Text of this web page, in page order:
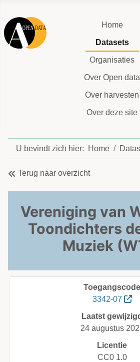
Home
Datasets
Organisaties
Over Open data
Over harvesten
Over deze site
U bevindt zich hier: Home
Terug naar overzicht
Vereniging van
Toondichters
Muziek
Toegangscode
3342-07
Laatst
24 augustus
Licentie
CC0 1.0